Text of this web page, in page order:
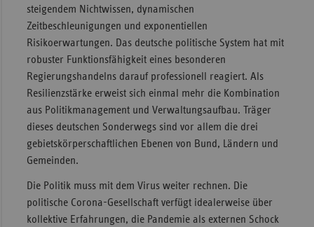
steigendem Nichtwissen, dynamischen
Zeitbeschleunigungen und exponentiellen
Risikoerwartungen. Das deutsche politische System hat mit
robuster Funktionsfähigkeit eines besonderen
Regierungshandelns darauf professionell reagiert. Als
Resilienzstärke erweist sich einmal mehr die Kombination
aus Politikmanagement und Verwaltungsaufbau. Träger
dieses deutschen Sonderwegs sind vor allem die drei
gebietskörperschaftlichen Ebenen von Bund, Ländern und
Gemeinden.
Die Politik muss mit dem Virus weiter rechnen. Die
politische Corona-Gesellschaft verfügt idealerweise über
kollektive Erfahrungen, die Pandemie als externen Schock